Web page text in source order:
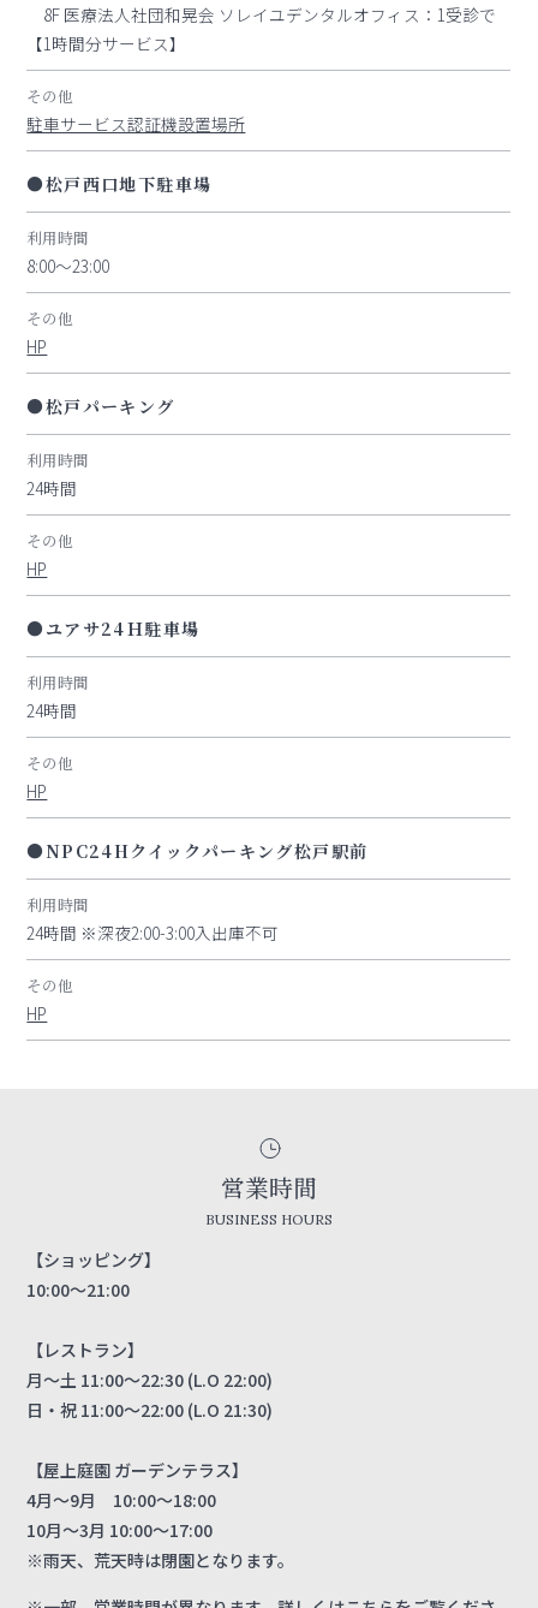
8F 医療法人社団和晃会 ソレイユデンタルオフィス：1受診で
【1時間分サービス】
その他
駐車サービス認証機設置場所
●松戸西口地下駐車場
利用時間
8:00～23:00
その他
HP
●松戸パーキング
利用時間
24時間
その他
HP
●ユアサ24Ｈ駐車場
利用時間
24時間
その他
HP
●NPC24Hクイックパーキング松戸駅前
利用時間
24時間 ※深夜2:00-3:00入出庫不可
その他
HP
営業時間
BUSINESS HOURS
【ショッピング】
10:00～21:00
【レストラン】
月～土 11:00～22:30 (L.O 22:00)
日・祝 11:00～22:00 (L.O 21:30)
【屋上庭園 ガーデンテラス】
4月～9月 10:00～18:00
10月～3月 10:00～17:00
※雨天、荒天時は閉園となります。